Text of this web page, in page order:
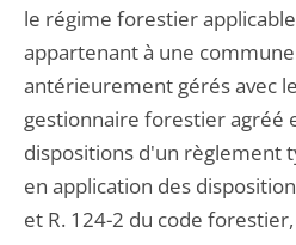
le régime forestier
appartenant à une
antérieurement gérés avec
gestionnaire forestier agréé
dispositions d'un règlement
en application des
et R. 124-2 du code